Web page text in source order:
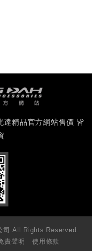
精品官方網站售價 皆
司 All Rights Reserved.
責聲明 使用條款